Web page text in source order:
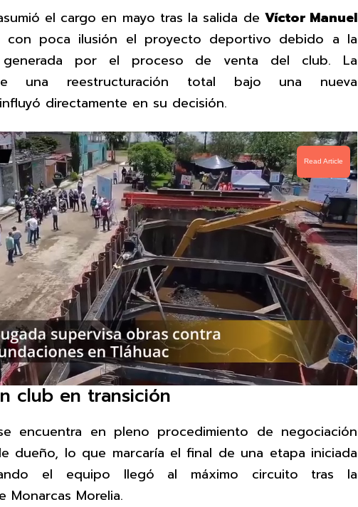
el cargo en mayo tras la salida de Víctor Manuel
con poca ilusión el proyecto deportivo debido a la
generada por el proceso de venta del club. La
una reestructuración total bajo una nueva
directamente en su decisión.
Read Article
club en transición
encuentra en pleno procedimiento de negociación
dueño, lo que marcaría el final de una etapa iniciada
el equipo llegó al máximo circuito tras la
Monarcas Morelia.